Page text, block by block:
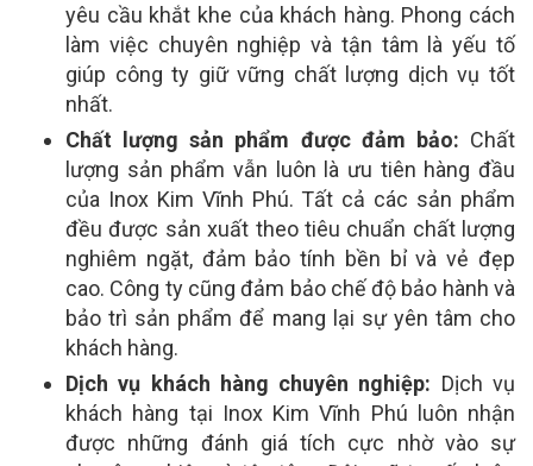
yêu cầu khắt khe của khách hàng. Phong cách
làm việc chuyên nghiệp và tận tâm là yếu tố
giúp công ty giữ vững chất lượng dịch vụ tốt
nhất.
Chất lượng sản phẩm được đảm bảo: Chất
lượng sản phẩm vẫn luôn là ưu tiên hàng đầu
của Inox Kim Vĩnh Phú. Tất cả các sản phẩm
đều được sản xuất theo tiêu chuẩn chất lượng
nghiêm ngặt, đảm bảo tính bền bỉ và vẻ đẹp
cao. Công ty cũng đảm bảo chế độ bảo hành và
bảo trì sản phẩm để mang lại sự yên tâm cho
khách hàng.
Dịch vụ khách hàng chuyên nghiệp: Dịch vụ
khách hàng tại Inox Kim Vĩnh Phú luôn nhận
được những đánh giá tích cực nhờ vào sự